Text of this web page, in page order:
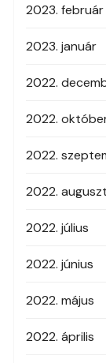
2023. február
2023. január
2022.
2022.
2022.
2022.
2022. július
2022. június
2022. május
2022. április